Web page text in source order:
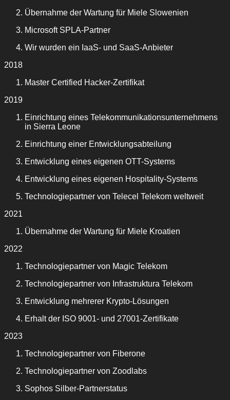
Übernahme der Wartung für Miele Slowenien
Microsoft SPLA-Partner
Wir wurden ein IaaS- und SaaS-Anbieter
2018
Master Certified Hacker-Zertifikat
2019
Einrichtung eines Telekommunikationsunternehmens
in Sierra Leone
Einrichtung einer Entwicklungsabteilung
Entwicklung eines eigenen OTT-Systems
Entwicklung eines eigenen Hospitality-Systems
Technologiepartner von Telecel Telekom weltweit
2021
Übernahme der Wartung für Miele Kroatien
2022
Technologiepartner von Magic Telekom
Technologiepartner von Infrastruktura Telekom
Entwicklung mehrerer Krypto-Lösungen
Erhalt der ISO 9001- und 27001-Zertifikate
2023
Technologiepartner von Fiberone
Technologiepartner von Zoodlabs
Sophos Silber-Partnerstatus